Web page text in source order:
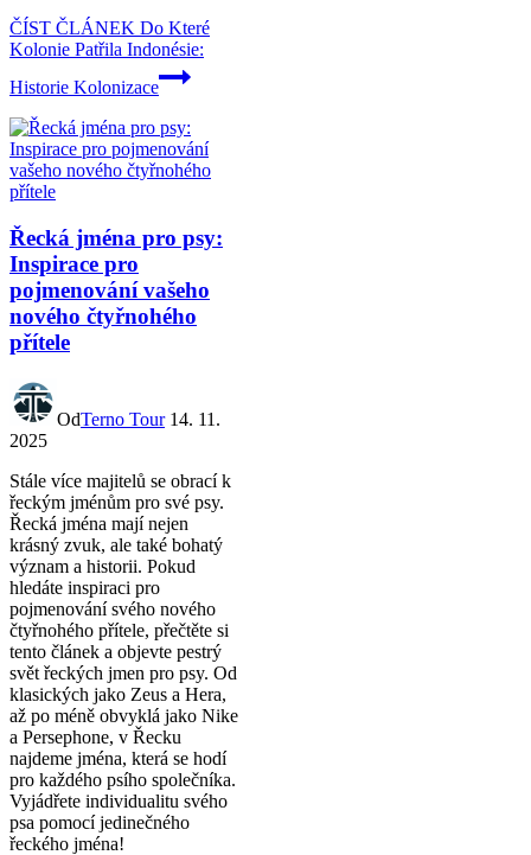
ČÍST ČLÁNEK Do Které
Kolonie Patřila Indonésie:
Historie Kolonizace
Řecká jména pro psy:
Inspirace pro
pojmenování vašeho
nového čtyřnohého
přítele
OdTerno Tour 14. 11.
2025
Stále více majitelů se obrací k
řeckým jménům pro své psy.
Řecká jména mají nejen
krásný zvuk, ale také bohatý
význam a historii. Pokud
hledáte inspiraci pro
pojmenování svého nového
čtyřnohého přítele, přečtěte si
tento článek a objevte pestrý
svět řeckých jmen pro psy. Od
klasických jako Zeus a Hera,
až po méně obvyklá jako Nike
a Persephone, v Řecku
najdeme jména, která se hodí
pro každého psího společníka.
Vyjádřete individualitu svého
psa pomocí jedinečného
řeckého jména!